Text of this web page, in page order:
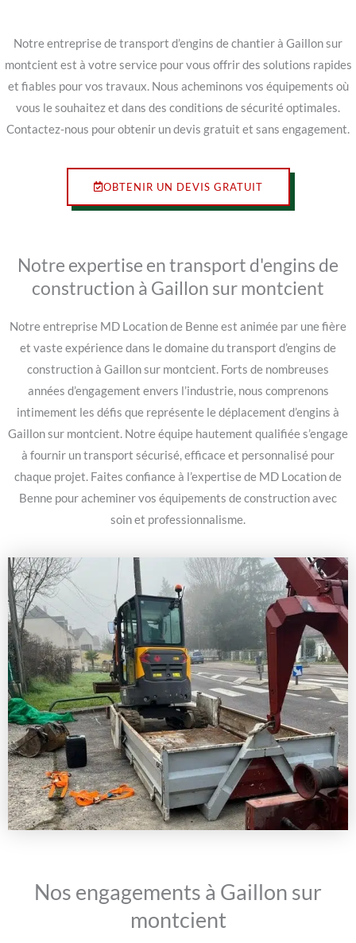
Notre entreprise de transport d’engins de chantier à Gaillon sur
montcient est à votre service pour vous offrir des solutions rapides
et fiables pour vos travaux. Nous acheminons vos équipements où
vous le souhaitez et dans des conditions de sécurité optimales.
Contactez-nous pour obtenir un devis gratuit et sans engagement.
OBTENIR UN DEVIS GRATUIT
Notre expertise en transport d'engins de
construction à Gaillon sur montcient
Notre entreprise MD Location de Benne est animée par une fière
et vaste expérience dans le domaine du transport d’engins de
construction à Gaillon sur montcient. Forts de nombreuses
années d’engagement envers l’industrie, nous comprenons
intimement les défis que représente le déplacement d’engins à
Gaillon sur montcient. Notre équipe hautement qualifiée s’engage
à fournir un transport sécurisé, efficace et personnalisé pour
chaque projet. Faites confiance à l’expertise de MD Location de
Benne pour acheminer vos équipements de construction avec
soin et professionnalisme.
Nos engagements à Gaillon sur
montcient